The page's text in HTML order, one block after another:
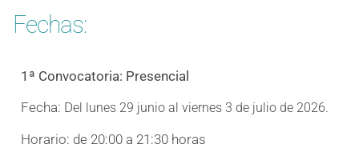
Fechas:
1ª Convocatoria: Presencial
Fecha: Del lunes 29 junio al viernes 3 de julio de 2026.
Horario: de 20:00 a 21:30 horas